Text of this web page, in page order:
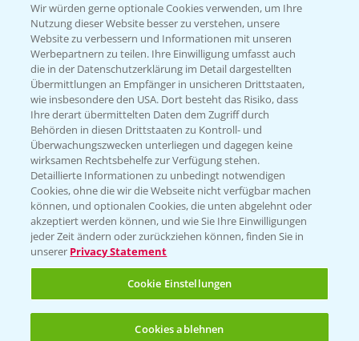
Hilfe in Notfällen
T.+49 (0)214/30-20220
Folgen Sie uns
Allgemeine Nutzungsbedingungen
Datenschutzerklärung
Wir würden gerne optionale Cookies verwenden, um Ihre
Nutzung dieser Website besser zu verstehen, unsere
Website zu verbessern und Informationen mit unseren
Werbepartnern zu teilen. Ihre Einwilligung umfasst auch
die in der Datenschutzerklärung im Detail dargestellten
Übermittlungen an Empfänger in unsicheren Drittstaaten,
wie insbesondere den USA. Dort besteht das Risiko, dass
Ihre derart übermittelten Daten dem Zugriff durch
Behörden in diesen Drittstaaten zu Kontroll- und
Überwachungszwecken unterliegen und dagegen keine
wirksamen Rechtsbehelfe zur Verfügung stehen.
Detaillierte Informationen zu unbedingt notwendigen
Cookies, ohne die wir die Webseite nicht verfügbar machen
können, und optionalen Cookies, die unten abgelehnt oder
akzeptiert werden können, und wie Sie Ihre Einwilligungen
jeder Zeit ändern oder zurückziehen können, finden Sie in
unserer Privacy Statement
Cookie Einstellungen
Cookies ablehnen